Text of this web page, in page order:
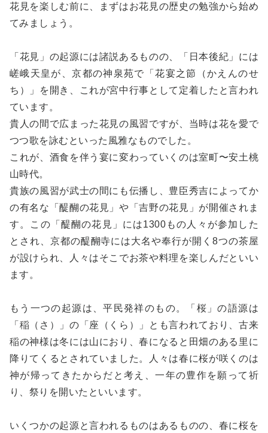
花見を楽しむ前に、まずはお花見の歴史の勉強から始め
てみましょう。
「花見」の起源には諸説あるものの、「日本後紀」には
嵯峨天皇が、京都の神泉苑で「花宴之節（かえんのせ
ち）」を開き、これが宮中行事として定着したと言われ
ています。
貴人の間で広まった花見の風習ですが、当時は花を愛で
つつ歌を詠むといった風雅なものでした。
これが、酒食を伴う宴に変わっていくのは室町〜安土桃
山時代。
貴族の風習が武士の間にも伝播し、豊臣秀吉によってか
の有名な「醍醐の花見」や「吉野の花見」が開催されま
す。この「醍醐の花見」には1300もの人々が参加した
とされ、京都の醍醐寺には大名や奉行が開く8つの茶屋
が設けられ、人々はそこでお茶や料理を楽しんだといい
ます。
もう一つの起源は、平民発祥のもの。「桜」の語源は
「稲（さ）」の「座（くら）」とも言われており、古来
稲の神様は冬には山におり、春になると田畑のある里に
降りてくるとされていました。人々は春に桜が咲くのは
神が帰ってきたからだと考え、一年の豊作を願って祈
り、祭りを開いたといいます。
いくつかの起源と言われるものはあるものの、春に桜を